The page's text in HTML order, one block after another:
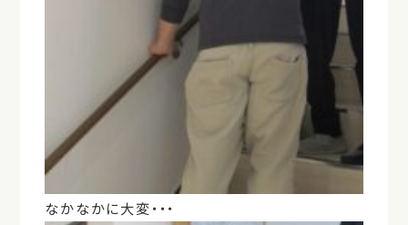
なかなかに大変・・・